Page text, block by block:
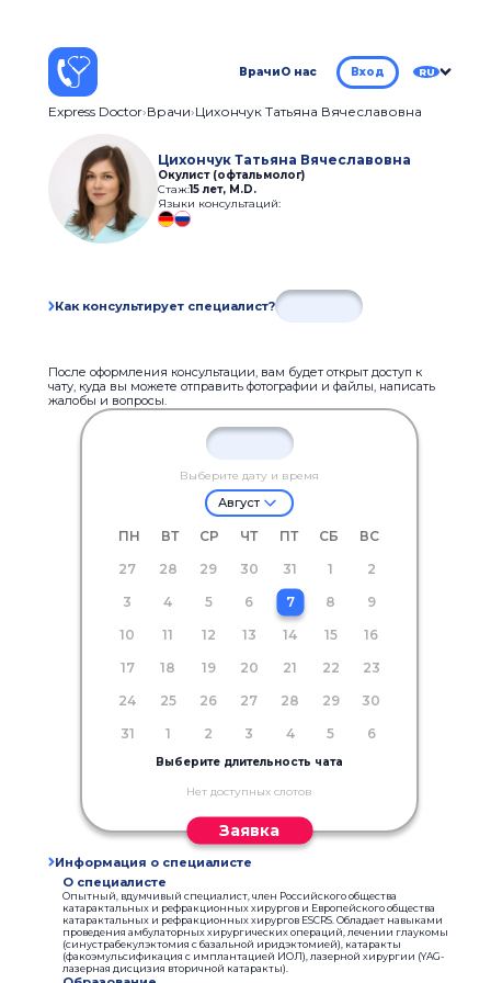
ВрачиО нас Вход RU
Express Doctor Врачи Цихончук Татьяна Вячеславовна
Цихончук Татьяна Вячеславовна
Окулист (офтальмолог)
Стаж:15 лет, M.D.
Языки консультаций:
Как консультирует специалист?
После оформления консультации, вам будет открыт доступ к
чату, куда вы можете отправить фотографии и файлы, написать
жалобы и вопросы.
Выберите дату и время
Август
ПН ВТ СР ЧТ ПТ СБ
ВС
27
28 29 30 31 1
2
3
4 5 6 7 8
9
10
11 12 13 14 15
16
17
18 19 20 21 22
23
24
25 26 27 28 29
30
31
1 2 3 4 5 6
Выберите длительность чата
Нет доступных слотов
Заявка
Информация о специалисте
О специалисте
Опытный, вдумчивый специалист, член Российского общества
катарактальных и рефракционных хирургов и Европейского общества
катарактальных и рефракционных хирургов ESCRS. Обладает навыками
проведения амбулаторных хирургических операций, лечении глаукомы
(синустрабекулэктомия с базальной иридэктомией), катаракты
(факоэмульсификация с имплантацией ИОЛ), лазерной хирургии (YAG-
лазерная дисцизия вторичной катаракты).